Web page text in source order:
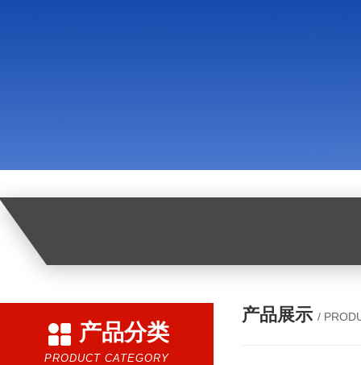
产品分类
PRODUCT CATEGORY
产品展示 /